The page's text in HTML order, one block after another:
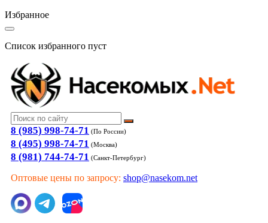
Избранное
Список избранного пуст
8 (985) 998-74-71 (По России)
8 (495) 998-74-71 (Москва)
8 (981) 744-74-71 (Санкт-Петербург)
Оптовые цены по запросу: shop@nasekom.net